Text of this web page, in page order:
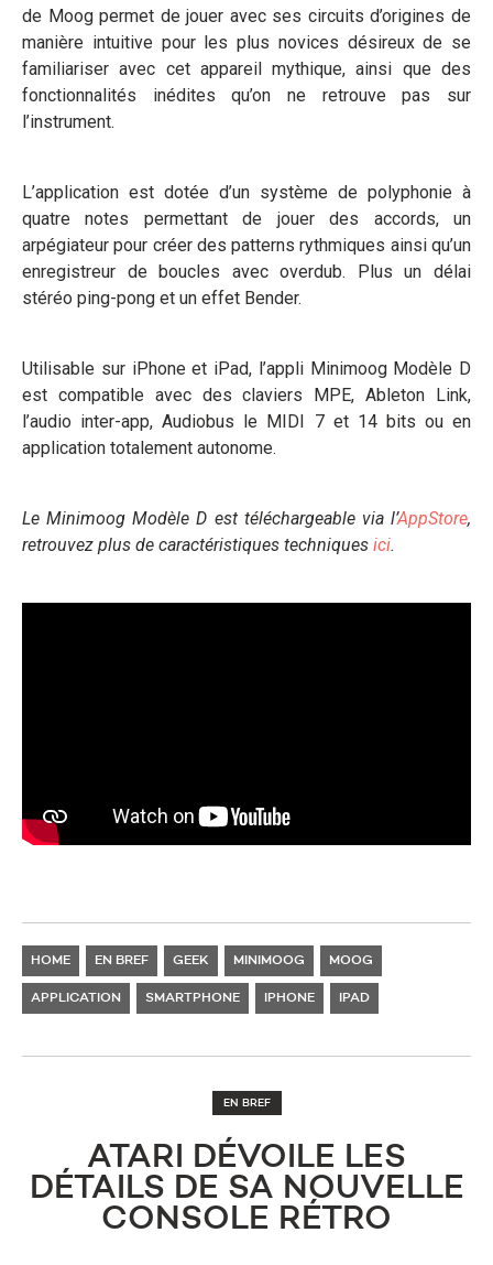
de Moog permet de jouer avec ses circuits d’origines de
manière intuitive pour les plus novices désireux de se
familiariser avec cet appareil mythique, ainsi que des
fonctionnalités inédites qu’on ne retrouve pas sur
l’instrument.
L’application est dotée d’un système de polyphonie à
quatre notes permettant de jouer des accords, un
arpégiateur pour créer des patterns rythmiques ainsi qu’un
enregistreur de boucles avec overdub. Plus un délai
stéréo ping-pong et un effet Bender.
Utilisable sur iPhone et iPad, l’appli Minimoog Modèle D
est compatible avec des claviers MPE, Ableton Link,
l’audio inter-app, Audiobus le MIDI 7 et 14 bits ou en
application totalement autonome.
Le Minimoog Modèle D est téléchargeable via l’AppStore,
retrouvez plus de caractéristiques techniques ici.
HOME EN BREF GEEK MINIMOOG MOOG
APPLICATION SMARTPHONE IPHONE IPAD
EN BREF
ATARI DÉVOILE LES
DÉTAILS DE SA NOUVELLE
CONSOLE RÉTRO